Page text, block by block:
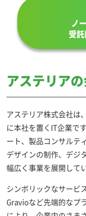
ノ
受
アステリア
アステリア株式会社は
に本社を置くIT企業で
ート、製品コンサルテ
デザインの制作、デジ
幅広く事業を展開して
シンボリックなサービ
Gravioなど先端的なプ